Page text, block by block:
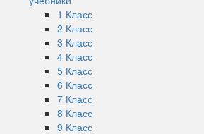
1 Класс
2 Класс
3 Класс
4 Класс
5 Класс
6 Класс
7 Класс
8 Класс
9 Класс